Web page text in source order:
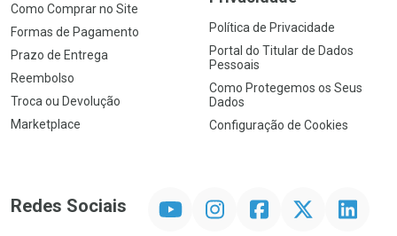
Como Comprar no Site
Formas de Pagamento
Prazo de Entrega
Reembolso
Troca ou Devolução
Marketplace
Política de Privacidade
Portal do Titular de Dados
Pessoais
Como Protegemos os Seus
Dados
Configuração de Cookies
Redes Sociais InstagramFacebookTwitter Linkedin